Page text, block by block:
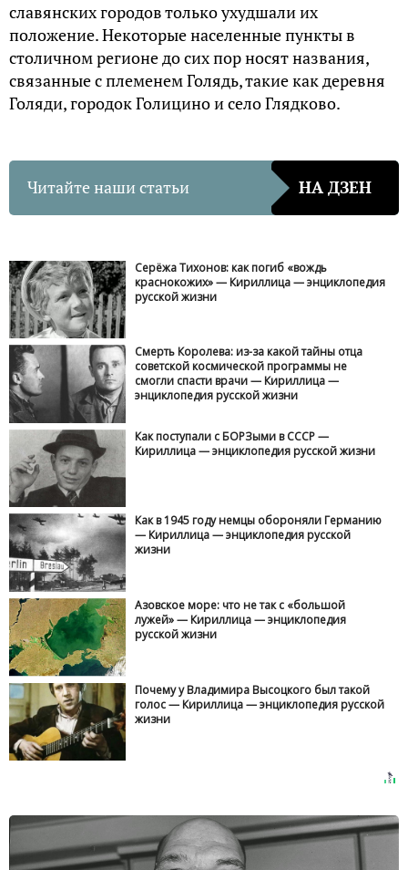
славянских городов только ухудшали их
положение. Некоторые населенные пункты в
столичном регионе до сих пор носят названия,
связанные с племенем Голядь, такие как деревня
Голяди, городок Голицино и село Глядково.
Читайте наши статьи НА ДЗЕН
Серёжа Тихонов: как погиб «вождь
краснокожих» — Кириллица — энциклопедия
русской жизни
Смерть Королева: из-за какой тайны отца
советской космической программы не
смогли спасти врачи — Кириллица —
энциклопедия русской жизни
Как поступали с БОРЗыми в СССР —
Кириллица — энциклопедия русской жизни
Как в 1945 году немцы обороняли Германию
— Кириллица — энциклопедия русской
жизни
Азовское море: что не так с «большой
лужей» — Кириллица — энциклопедия
русской жизни
Почему у Владимира Высоцкого был такой
голос — Кириллица — энциклопедия русской
жизни